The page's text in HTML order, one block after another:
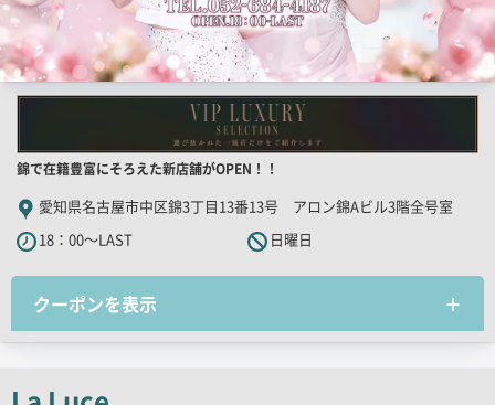
店
舗
PR
キ
ャ
チ
錦で在籍豊富にそろえた新店舗がOPEN！！
愛知県名古屋市中区錦3丁目13番13号 アロン錦Aビル3階全号室
18：00～LAST
日曜日
クーポンを表示